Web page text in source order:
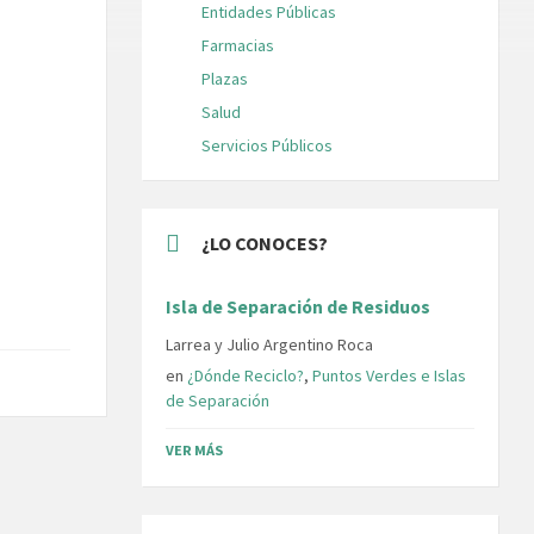
Entidades Públicas
Farmacias
Plazas
Salud
Servicios Públicos
¿LO CONOCES?
Isla de Separación de Residuos
Larrea y Julio Argentino Roca
en ¿Dónde Reciclo?,Puntos Verdes e Islas
de Separación
VER MÁS